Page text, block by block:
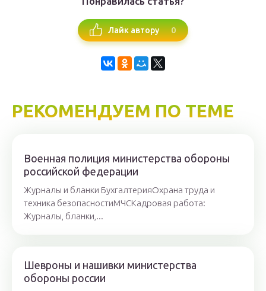
Лайк автору 0
РЕКОМЕНДУЕМ ПО ТЕМЕ
Военная полиция министерства обороны
российской федерации
Журналы и бланки БухгалтерияОхрана труда и
техника безопасностиМЧСКадровая работа:
Журналы, бланки,...
Шевроны и нашивки министерства
обороны россии